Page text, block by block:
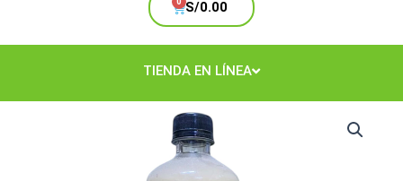
S/0.00
Cart
TIENDA EN LÍNEA